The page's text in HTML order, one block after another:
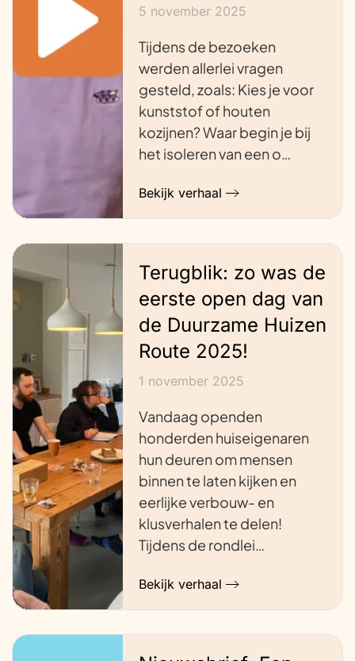
5 november 2025
Tijdens de bezoeken
werden allerlei vragen
gesteld, zoals: Kies je voor
kunststof of houten
kozijnen? Waar begin je bij
het isoleren van een o…
Bekijk verhaal
Terugblik: zo was de
eerste open dag van
de Duurzame Huizen
Route 2025!
1 november 2025
Vandaag openden
honderden huiseigenaren
hun deuren om mensen
binnen te laten kijken en
eerlijke verbouw- en
klusverhalen te delen!
Tijdens de rondlei…
Bekijk verhaal